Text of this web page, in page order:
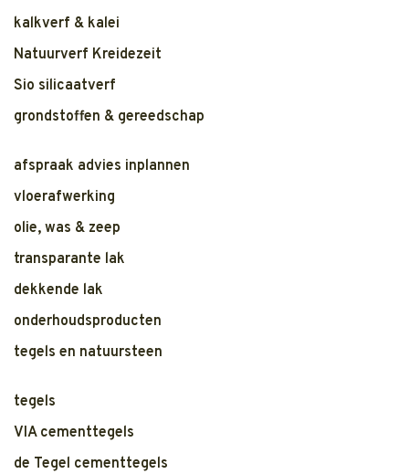
kalkverf & kalei
Natuurverf Kreidezeit
Sio silicaatverf
grondstoffen & gereedschap
afspraak advies inplannen
vloerafwerking
olie, was & zeep
transparante lak
dekkende lak
onderhoudsproducten
tegels en natuursteen
tegels
VIA cementtegels
de Tegel cementtegels